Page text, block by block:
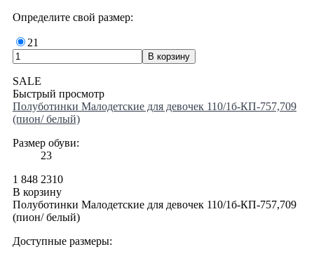
Определите свой размер:
21
SALE
Быстрый просмотр
Полуботинки Малодетские для девочек 110/1б-КП-757,709
(пион/ белый)
Размер обуви:
23
1 848 2310
В корзину
Полуботинки Малодетские для девочек 110/1б-КП-757,709
(пион/ белый)
Доступные размеры: